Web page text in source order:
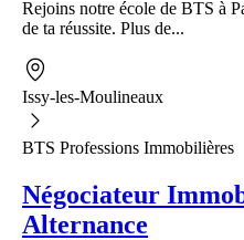
Rejoins notre école de BTS à
de ta réussite. Plus de...
Issy-les-Moulineaux
BTS Professions Immobilières
Négociateur
Alternance